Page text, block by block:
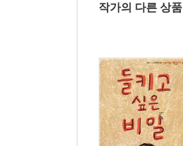
작가의 다른 상품